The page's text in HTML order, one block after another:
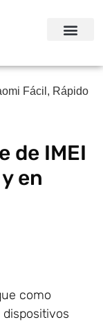
Fácil, Rápido
de IMEI
en
como